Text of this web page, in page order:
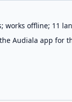
offline; 11
Audiala app for